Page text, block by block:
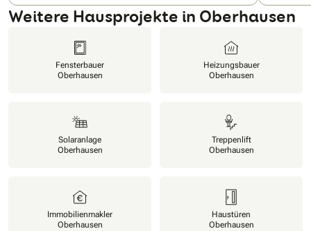
Weitere Hausprojekte in Oberhausen
Fensterbauer
Oberhausen
Heizungsbauer
Oberhausen
Solaranlage
Oberhausen
Treppenlift
Oberhausen
Immobilienmakler
Oberhausen
Haustüren
Oberhausen